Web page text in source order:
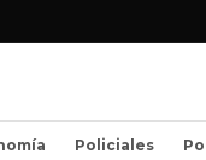
Policiales